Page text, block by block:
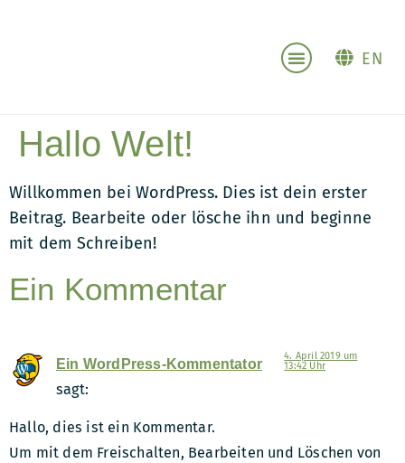
EN
Hallo Welt!
Willkommen bei WordPress. Dies ist dein erster
Beitrag. Bearbeite oder lösche ihn und beginne
mit dem Schreiben!
Ein Kommentar
Ein WordPress-Kommentator
sagt:
4. April 2019 um
13:42 Uhr
Hallo, dies ist ein Kommentar.
Um mit dem Freischalten, Bearbeiten und Löschen von